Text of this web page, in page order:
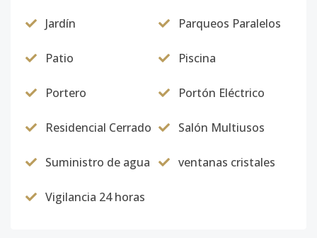
Jardín Parqueos Paralelos
Patio Piscina
Portero Portón Eléctrico
Residencial Cerrado Salón Multiusos
Suministro de agua ventanas cristales
Vigilancia 24 horas